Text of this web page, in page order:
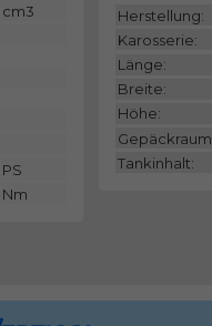
cm3
PS
Nm
Herstellung:
Karosserie:
Länge:
Breite:
Höhe:
Tankinhalt: